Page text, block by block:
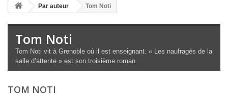
Par auteur Tom Noti
Tom Noti
Tom Noti vit à Grenoble où il est enseignant. « Les naufragés de la
salle d’attente » est son troisième roman.
TOM NOTI